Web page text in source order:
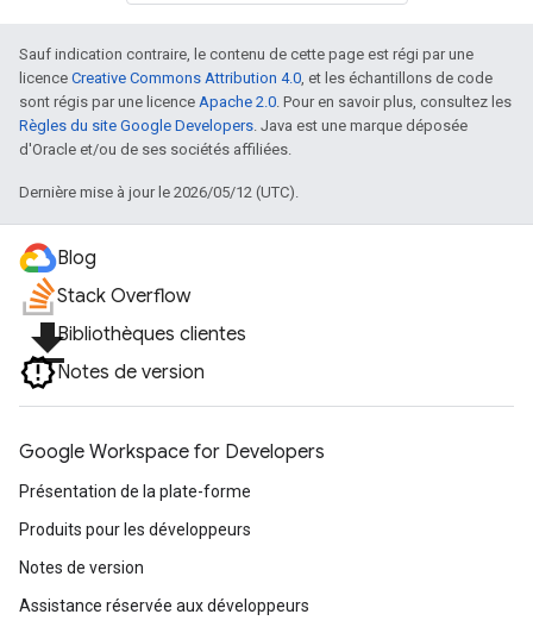
Sauf indication contraire, le contenu de cette page est régi par une
licence Creative Commons Attribution 4.0, et les échantillons de code
sont régis par une licence Apache 2.0. Pour en savoir plus, consultez les
Règles du site Google Developers. Java est une marque déposée
d'Oracle et/ou de ses sociétés affiliées.
Dernière mise à jour le 2026/05/12 (UTC).
Blog
Stack Overflow
file_downloadBibliothèques clientes
Notes de version
Google Workspace for Developers
Présentation de la plate-forme
Produits pour les développeurs
Notes de version
Assistance réservée aux développeurs